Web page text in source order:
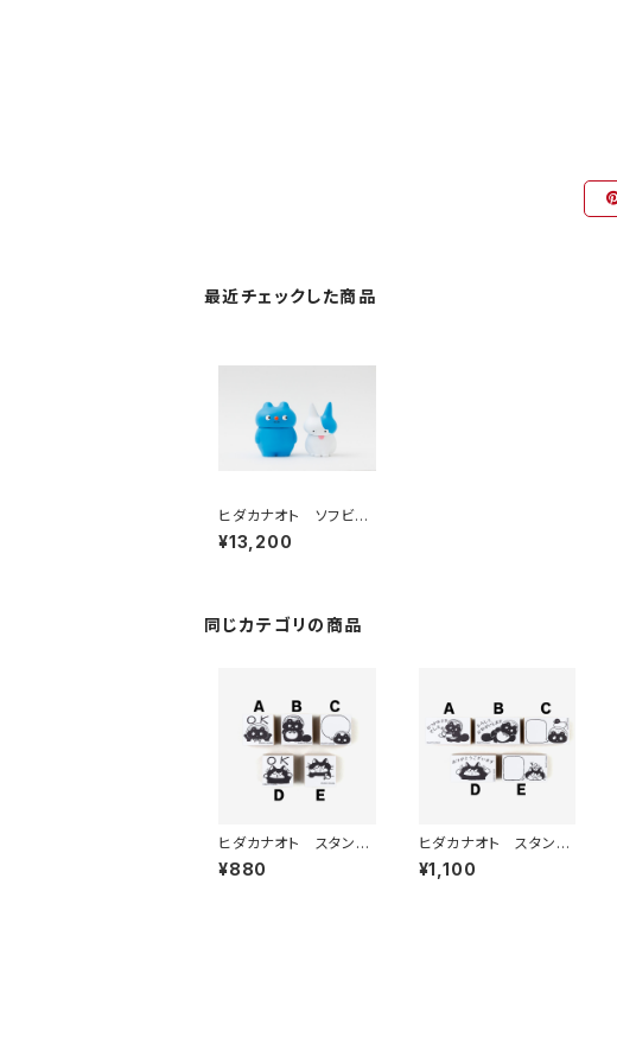
最近チェックした商品
ヒダカナオト ソフビ２
体セット
¥13,200
同じカテゴリの商品
ヒダカナオト スタンプ
（中）
¥880
ヒダカナオト スタンプ
（大）
¥1,100